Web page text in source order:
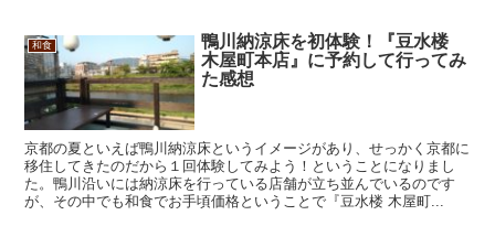
和食
鴨川納涼床を初体験！『豆水楼
木屋町本店』に予約して行ってみ
た感想
京都の夏といえば鴨川納涼床というイメージがあり、せっかく京都に
移住してきたのだから１回体験してみよう！ということになりまし
た。鴨川沿いには納涼床を行っている店舗が立ち並んでいるのです
が、その中でも和食でお手頃価格ということで『豆水楼 木屋町...